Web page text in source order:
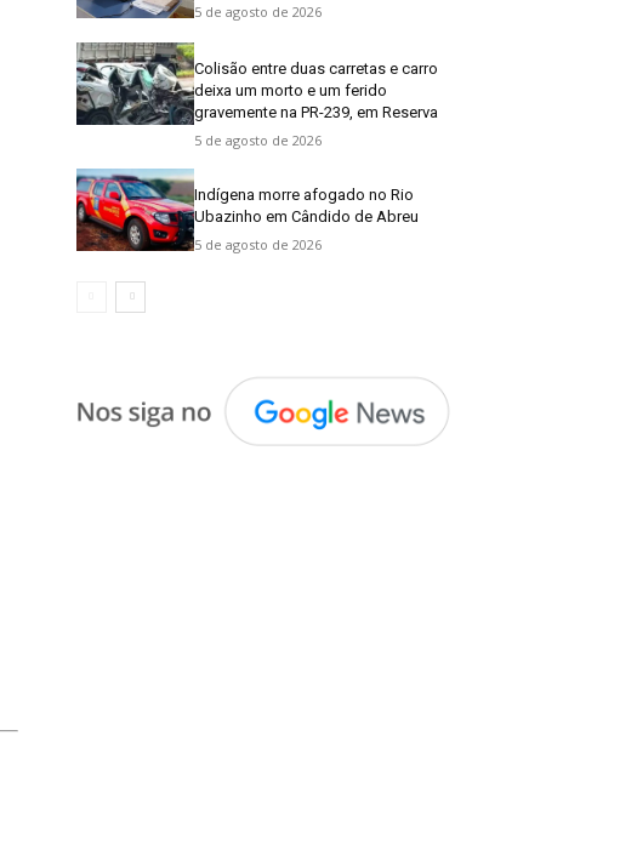
5 de agosto de 2026
Colisão entre duas carretas e carro
deixa um morto e um ferido
gravemente na PR-239, em Reserva
5 de agosto de 2026
Indígena morre afogado no Rio
Ubazinho em Cândido de Abreu
5 de agosto de 2026